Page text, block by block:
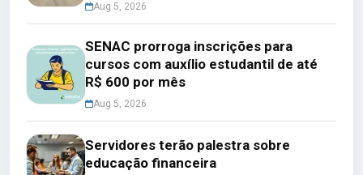
Aug 5, 2026
SENAC prorroga inscrições para
cursos com auxílio estudantil de até
R$ 600 por mês
Aug 5, 2026
Servidores terão palestra sobre
educação financeira